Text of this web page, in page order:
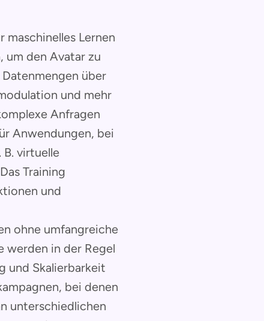
Lernen
den Avatar zu
Datenmengen über
und mehr
Anfragen
Anwendungen, bei
virtuelle
Training
und
ohne umfangreiche
werden in der Regel
und Skalierbarkeit
bei denen
unterschiedlichen